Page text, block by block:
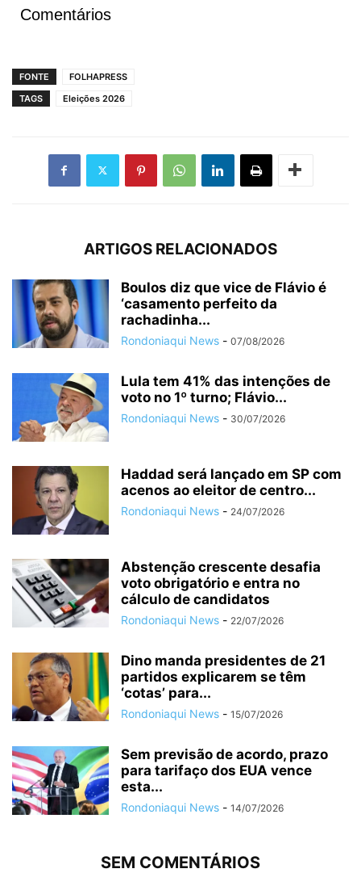
Comentários
FONTE
FOLHAPRESS
TAGS
Eleições 2026
ARTIGOS RELACIONADOS
Boulos diz que vice de Flávio é
‘casamento perfeito da
rachadinha...
Rondoniaqui News - 07/08/2026
Lula tem 41% das intenções de
voto no 1º turno; Flávio...
Rondoniaqui News - 30/07/2026
Haddad será lançado em SP com
acenos ao eleitor de centro...
Rondoniaqui News - 24/07/2026
Abstenção crescente desafia
voto obrigatório e entra no
cálculo de candidatos
Rondoniaqui News - 22/07/2026
Dino manda presidentes de 21
partidos explicarem se têm
‘cotas’ para...
Rondoniaqui News - 15/07/2026
Sem previsão de acordo, prazo
para tarifaço dos EUA vence
esta...
Rondoniaqui News - 14/07/2026
SEM COMENTÁRIOS